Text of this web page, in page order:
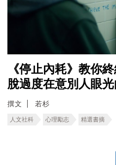
《停止內耗》教你
脫過度在意別人眼
撰文 若杉
人文社科 心理勵志 精選書摘